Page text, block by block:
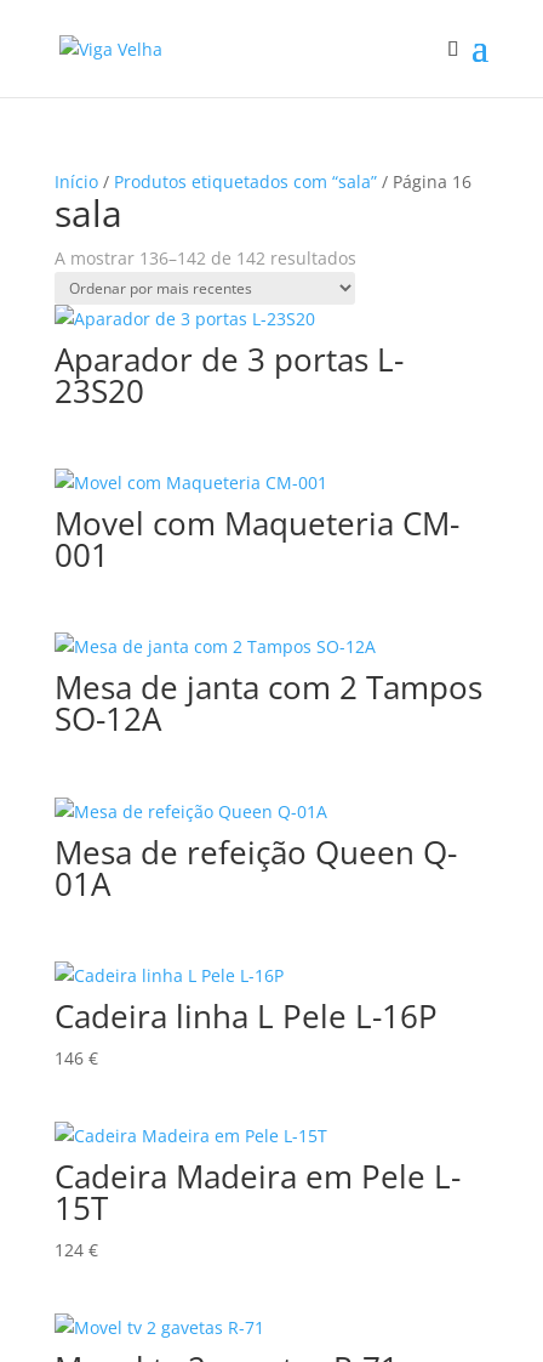
Início/ Produtos etiquetados com “sala”/ Página 16
sala
A mostrar 136–142 de 142 resultadosOrdenado
Aparador de 3 portas L-
23S20
Movel com Maqueteria CM-
001
Mesa de janta com 2 Tampos
SO-12A
Mesa de refeição Queen Q-
01A
Cadeira linha L Pele L-16P
146 €
Cadeira Madeira em Pele L-
15T
124 €